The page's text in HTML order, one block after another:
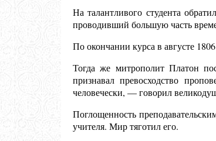
На талантливого студента
проводивший большую часть
По окончании курса в августе
Тогда же митрополит Платон
признавал превосходство
человечески, — говорил
Поглощенность
учителя. Мир тяготил его.